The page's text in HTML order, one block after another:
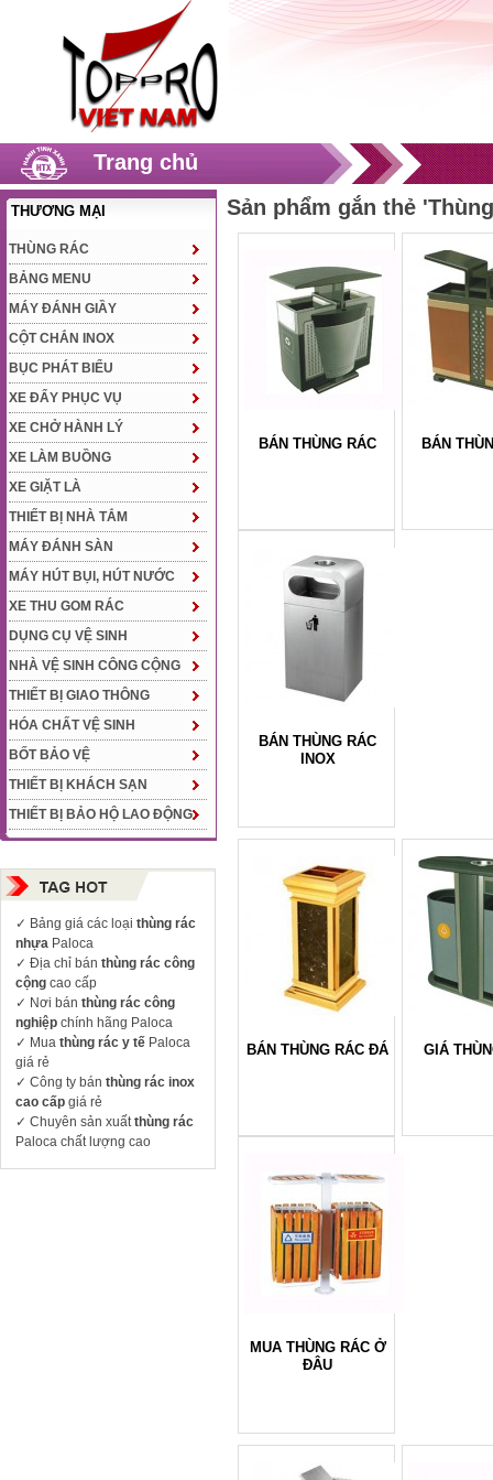
Trang chủ
THƯƠNG MẠI
THÙNG RÁC
BẢNG MENU
MÁY ĐÁNH GIẦY
CỘT CHẮN INOX
BỤC PHÁT BIỂU
XE ĐẨY PHỤC VỤ
XE CHỞ HÀNH LÝ
XE LÀM BUỒNG
XE GIẶT LÀ
THIẾT BỊ NHÀ TẮM
MÁY ĐÁNH SÀN
MÁY HÚT BỤI, HÚT NƯỚC
XE THU GOM RÁC
DỤNG CỤ VỆ SINH
NHÀ VỆ SINH CÔNG CỘNG
THIẾT BỊ GIAO THÔNG
HÓA CHẤT VỆ SINH
BỐT BẢO VỆ
THIẾT BỊ KHÁCH SẠN
THIẾT BỊ BẢO HỘ LAO ĐỘNG
✓ Bảng giá các loại thùng rác
nhựa Paloca
✓ Địa chỉ bán thùng rác công
cộng cao cấp
✓ Nơi bán thùng rác công
nghiệp chính hãng Paloca
✓ Mua thùng rác y tế Paloca
giá rẻ
✓ Công ty bán thùng rác inox
cao cấp giá rẻ
✓ Chuyên sản xuấtthùng rác
Paloca chất lượng cao
Sản phẩm gắn thẻ
BÁN THÙNG RÁC BÁN
BÁN THÙNG RÁC
INOX
BÁN THÙNG RÁC ĐÁ GIÁ
MUA THÙNG RÁC Ở
ĐÂU